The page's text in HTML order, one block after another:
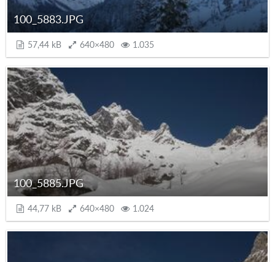
100_5883.JPG
57,44 kB 640×480 1.035
100_5885.JPG
44,77 kB 640×480 1.024